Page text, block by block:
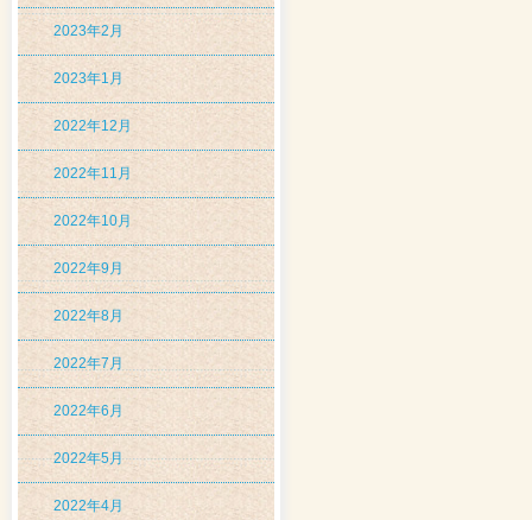
2023年2月
2023年1月
2022年12月
2022年11月
2022年10月
2022年9月
2022年8月
2022年7月
2022年6月
2022年5月
2022年4月